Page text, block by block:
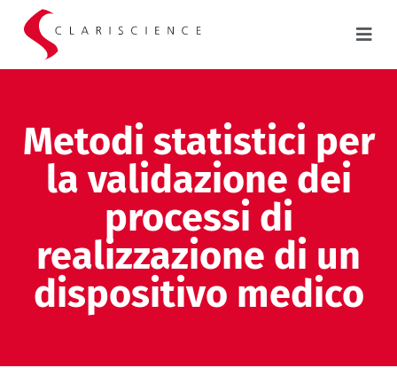
Metodi statistici per
la validazione dei
processi di
realizzazione di un
dispositivo medico